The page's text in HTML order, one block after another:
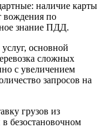
наличие карты
вождения по
знание ПДД.
основной
сложных
с увеличением
запросов на
грузов из
безостановочном